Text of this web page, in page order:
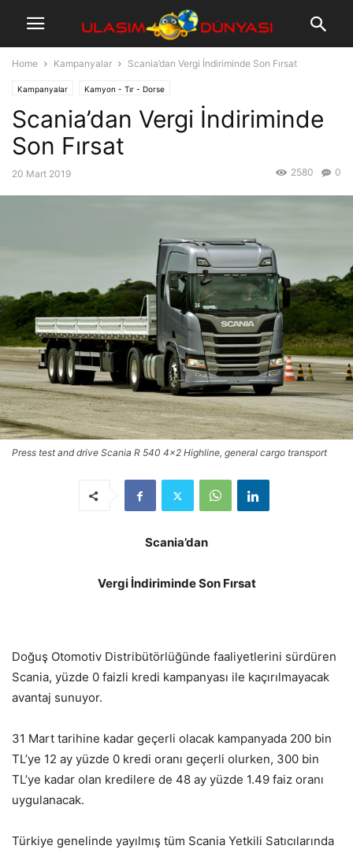
Home Kampanyalar Scania’dan Vergi İndiriminde Son Fırsat
Kampanyalar Kamyon - Tır - Dorse
Scania’dan Vergi İndiriminde
Son Fırsat
20 Mart 2019 0
2580
Press test and drive Scania R 540 4x2 Highline, general cargo transport
Scania’dan
Vergi İndiriminde Son Fırsat
Doğuş Otomotiv Distribütörlüğünde faaliyetlerini sürdüren
Scania, yüzde 0 faizli kredi kampanyası ile kaçırılmayacak
avantaj sunuyor.
31 Mart tarihine kadar geçerli olacak kampanyada 200 bin
TL’ye 12 ay yüzde 0 kredi oranı geçerli olurken, 300 bin
TL’ye kadar olan kredilere de 48 ay yüzde 1.49 faiz oranı
uygulanacak.
Türkiye genelinde yayılmış tüm Scania Yetkili Satıcılarında